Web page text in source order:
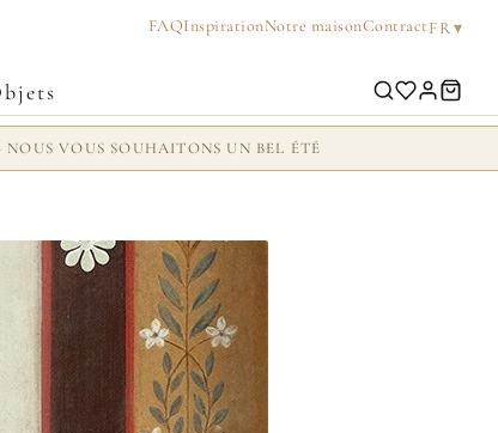
FAQInspirationNotre maisonContractFR▾
VOUS SOUHAITONS UN BEL ÉTÉ